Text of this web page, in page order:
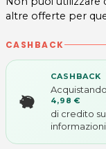
altre offerte per
CASHBACK
CASHBACK
4,98 €
di credito
informazioni